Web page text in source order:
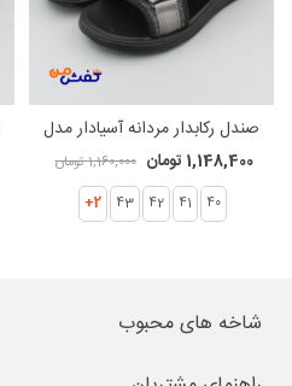
صندل رکابدار مردانه آسیادار مدل
لوتوس405 کد 1531
1,148,400 تومان
1,160,000 تومان
40
41
42
43
2+
شاخه های محبوب